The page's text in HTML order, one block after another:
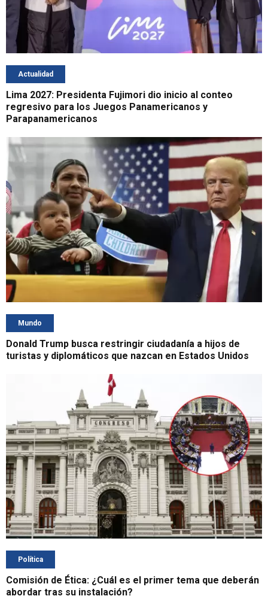
Actualidad
Lima 2027: Presidenta Fujimori dio inicio al conteo
regresivo para los Juegos Panamericanos y
Parapanamericanos
Mundo
Donald Trump busca restringir ciudadanía a hijos de
turistas y diplomáticos que nazcan en Estados Unidos
Política
Comisión de Ética: ¿Cuál es el primer tema que deberán
abordar tras su instalación?